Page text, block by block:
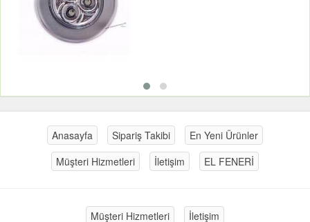
Anasayfa Sipariş Takibi
En Yeni Ürünler
Müşteri Hizmetleri
İletişim EL FENERİ
Müşteri Hizmetleri İletişim